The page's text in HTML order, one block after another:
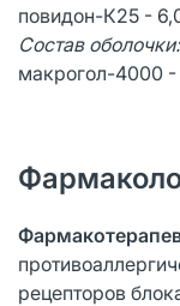
повидон-К25 -
Состав оболочки:
макрогол-4000 -
рецепторов